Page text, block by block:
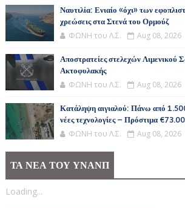
Ναυτιλία: Ενιαίο «όχι» των
χρεώσεις στα Στενά του Ορμούζ
ΦΩΝΗ του Λ.Σ. Aug 08, 2026
Αποστρατείες στελεχών Λιμενικού
Ακτοφυλακής
ΦΩΝΗ του Λ.Σ. Aug 08, 2026
Κατάληψη αιγιαλού: Πάνω από
νέες τεχνολογίες – Πρόστιμα
ΦΩΝΗ του Λ.Σ. Aug 08, 2026
ΤΑ ΝΕΑ ΤΟΥ ΥΝΑΝΠ
Loading...